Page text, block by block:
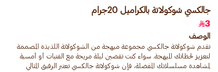
جالكسي شوكولاتة بالكراميل 20جرام
3
الوصف
تقدم شوكولاتة جالكسي مجموعة مبهجة من الشوكولاتة اللذيذة المصممة
لتعزيز لحظاتك المبهجة. سواء كنت تقضين ليلة مريحة مع الفتيات أو أمسية
لمشاهدة مسلسلاتك المفضلة، فإن شوكولاتة جالكسي تعتبر الرفيق المثالي